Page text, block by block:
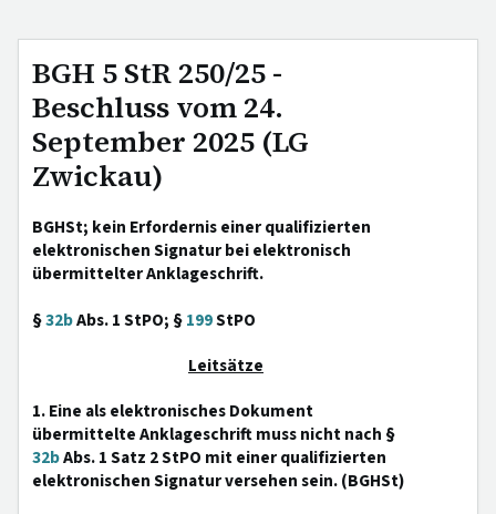
BGH 5 StR 250/25 -
Beschluss vom 24.
September 2025 (LG
Zwickau)
BGHSt; kein Erfordernis einer qualifizierten
elektronischen Signatur bei elektronisch
übermittelter Anklageschrift.
§32bAbs. 1 StPO; §199StPO
Leitsätze
1. Eine als elektronisches Dokument
übermittelte Anklageschrift muss nicht nach §
32bAbs. 1 Satz 2 StPO mit einer qualifizierten
elektronischen Signatur versehen sein. (BGHSt)